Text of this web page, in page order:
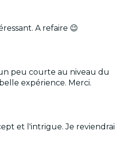
A refaire 😉
peu courte au niveau du
expérience. Merci.
et l'intrigue. Je reviendrai